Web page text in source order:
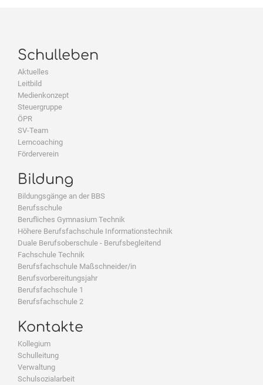
Schulleben
Aktuelles
Leitbild
Medienkonzept
Steuergruppe
ÖPR
SV-Team
Lerncoaching
Förderverein
Bildung
Bildungsgänge an der BBS
Berufsschule
Berufliches Gymnasium Technik
Höhere Berufsfachschule Informationstechnik
Duale Berufsoberschule - Berufsbegleitend
Fachschule Technik
Berufsfachschule Maßschneider/in
Berufsvorbereitungsjahr
Berufsfachschule 1
Berufsfachschule 2
Kontakte
Kollegium
Schulleitung
Verwaltung
Schulsozialarbeit